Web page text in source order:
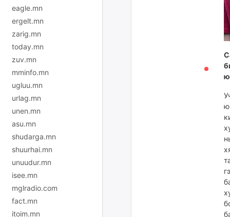
eagle.mn
ergelt.mn
zarig.mn
today.mn
zuv.mn
mminfo.mn
ugluu.mn
urlag.mn
unen.mn
asu.mn
shudarga.mn
shuurhai.mn
unuudur.mn
isee.mn
mglradio.com
fact.mn
itoim.mn